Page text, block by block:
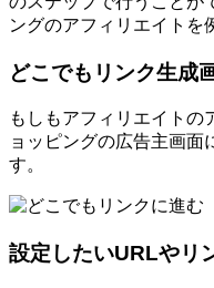
ングのアフィリエイトを
どこでもリンク生成
もしもアフィリエイトの
ョッピングの広告主画面
す。
設定したいURLやリ